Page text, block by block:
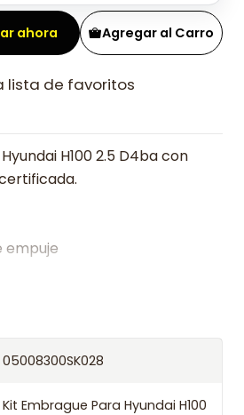
Agregar al Carro
ahora
lista de favoritos
H100 2.5 D4ba con
empuje
en embragues desde 2019,
de confirmación.
05008300SK028
Kit Embrague Para Hyundai H100